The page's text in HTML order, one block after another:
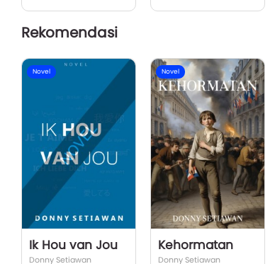
Rekomendasi
Novel
Ik Hou van Jou
Donny Setiawan
Novel
Kehormatan
Donny Setiawan